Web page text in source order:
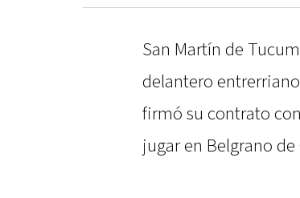
San Martín de
delantero
firmó su contrato
jugar en Belgrano